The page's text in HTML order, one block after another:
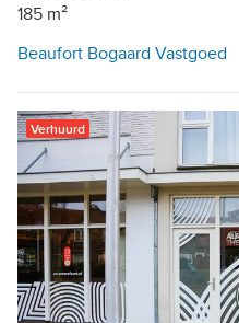
185 m²
Beaufort Bogaard Vastgoed
Verhuurd